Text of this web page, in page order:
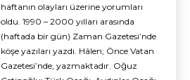
haftanın olayları üzerine yorumları
oldu. 1990 – 2000 yılları arasında
(haftada bir gün) Zaman Gazetesi’nde
köşe yazıları yazdı. Hâlen; Önce Vatan
Gazetesi’nde, yazmaktadır. Oğuz